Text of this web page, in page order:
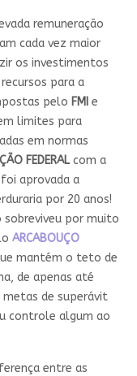
remuneração
cada vez maior
os investimentos
para a
pelo FMI e
limites para
em normas
FEDERALcom a
aprovada a
por 20 anos!
sobreviveu por muito
ARCABOUÇO
mantém o teto de
de apenas até
metas de superávit
controle algum ao
entre as